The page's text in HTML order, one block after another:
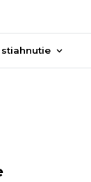
stiahnutie